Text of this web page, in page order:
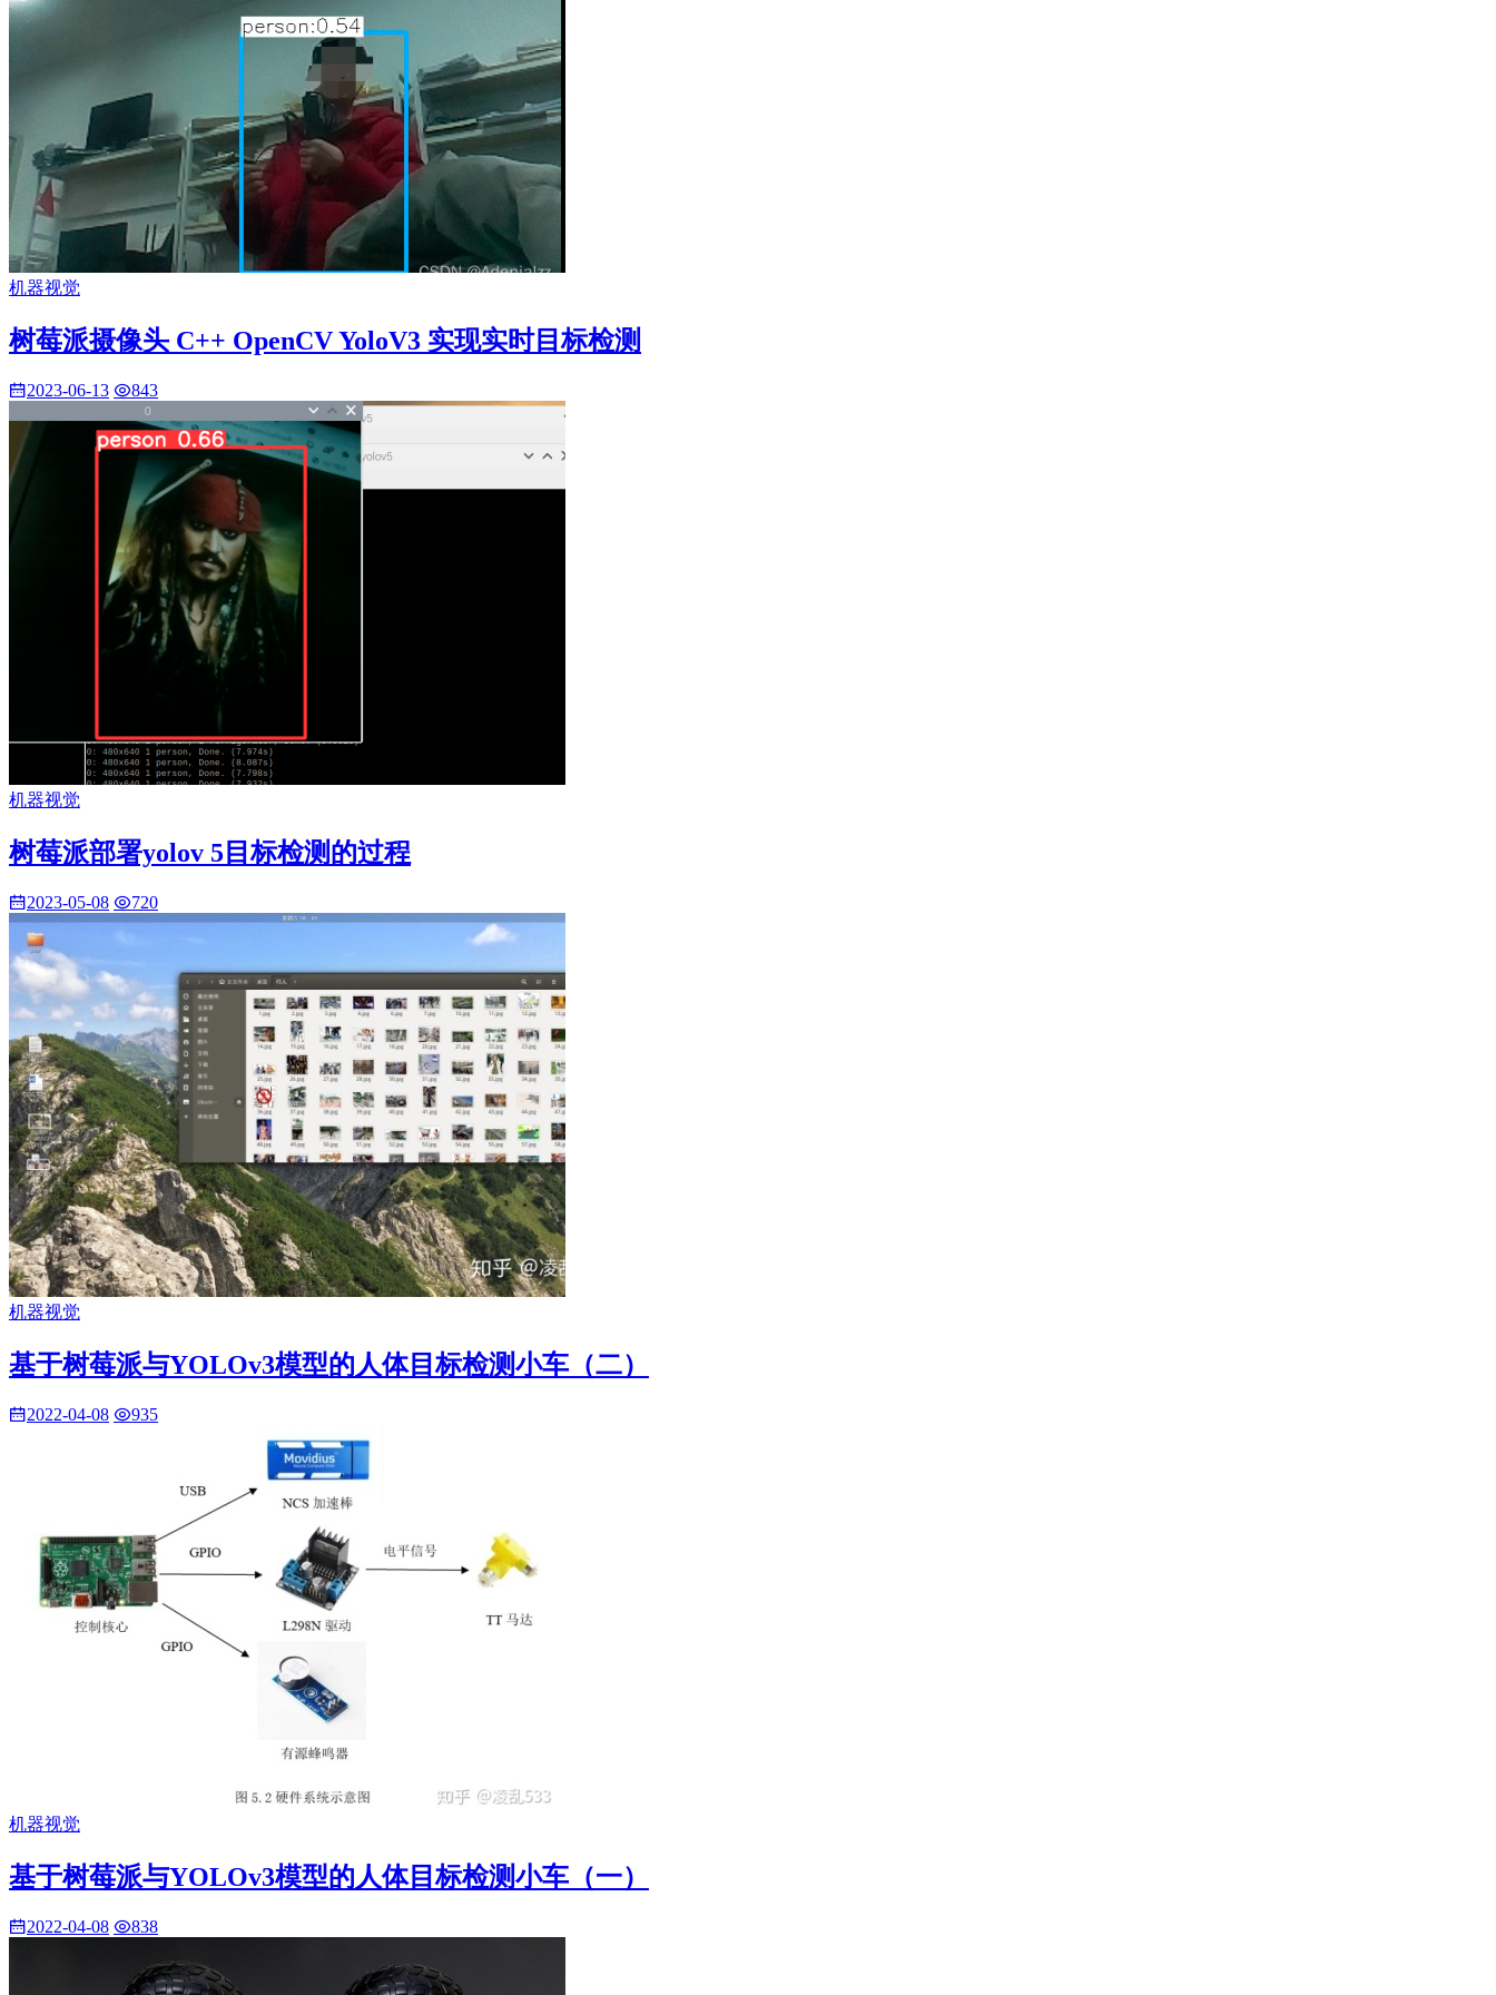
机器视觉
树莓派摄像头 C++ OpenCV YoloV3 实现实时目标检测
2023-06-13 843
机器视觉
树莓派部署yolov 5目标检测的过程
2023-05-08 720
机器视觉
基于树莓派与YOLOv3模型的人体目标检测小车（二）
2022-04-08 935
机器视觉
基于树莓派与YOLOv3模型的人体目标检测小车（一）
2022-04-08 838